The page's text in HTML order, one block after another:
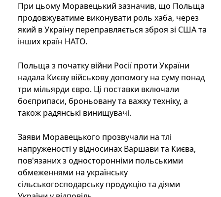
При цьому Моравецький зазначив, що Польща
продовжуватиме виконувати роль хаба, через
який в Україну переправляється зброя зі США та
інших країн НАТО.
Польща з початку війни Росії проти України
надала Києву військову допомогу на суму понад
три мільярди євро. Ці поставки включали
боєприпаси, броньовану та важку техніку, а
також радянські винищувачі.
Заяви Моравецького прозвучали на тлі
напруженості у відносинах Варшави та Києва,
пов'язаних з односторонніми польськими
обмеженнями на українську
сільськогосподарську продукцію та діями